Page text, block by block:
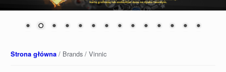
Strona główna/ Brands / Vinnic